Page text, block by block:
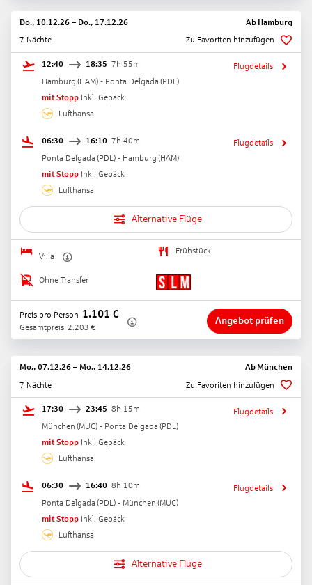
Do., 10.12.26 – Do., 17.12.26 Ab Hamburg
7 Nächte
Zu Favoriten hinzufügen
12:40 18:35 7h 55m
Hamburg (HAM) - Ponta Delgada (PDL )
mit Stopp Inkl. Gepäck
Lufthansa
Flugdetails
06:30 16:10 7h 40m
Ponta Delgada (PDL ) - Hamburg (HAM)
mit Stopp Inkl. Gepäck
Lufthansa
Flugdetails
Alternative Flüge
Villa
Frühstück
Ohne Transfer
Preis pro Person 1.101 €
Gesamtpreis 2.203 €
Angebot prüfen
Mo., 07.12.26 – Mo., 14.12.26 Ab München
7 Nächte
Zu Favoriten hinzufügen
17:30 23:45 8h 15m
München (MUC) - Ponta Delgada (PDL)
mit Stopp Inkl. Gepäck
Lufthansa
Flugdetails
06:30 16:40 8h 10m
Ponta Delgada (PDL) - München (MUC)
mit Stopp Inkl. Gepäck
Lufthansa
Flugdetails
Alternative Flüge